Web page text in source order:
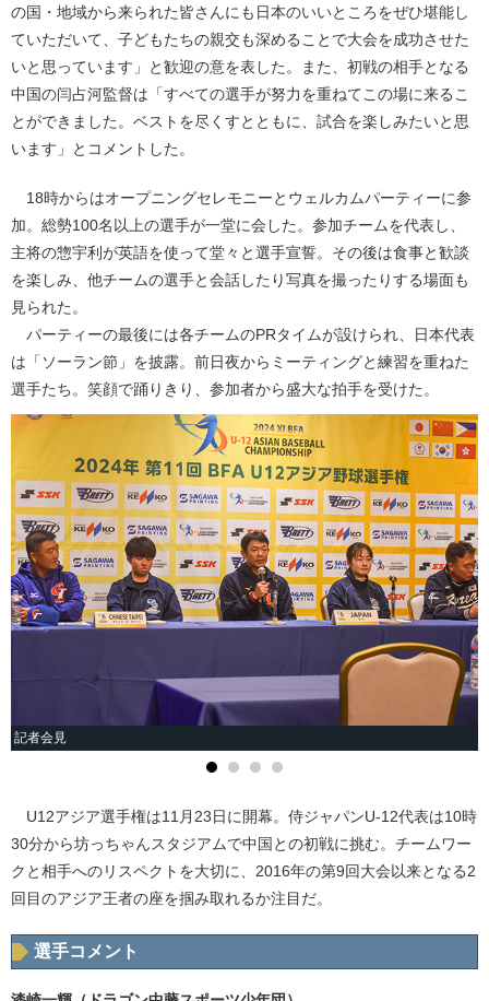
の国・地域から来られた皆さんにも日本のいいところをぜひ堪能し
ていただいて、子どもたちの親交も深めることで大会を成功させた
いと思っています」と歓迎の意を表した。また、初戦の相手となる
中国の闫占河監督は「すべての選手が努力を重ねてこの場に来るこ
とができました。ベストを尽くすとともに、試合を楽しみたいと思
います」とコメントした。
18時からはオープニングセレモニーとウェルカムパーティーに参
加。総勢100名以上の選手が一堂に会した。参加チームを代表し、
主将の惣宇利が英語を使って堂々と選手宣誓。その後は食事と歓談
を楽しみ、他チームの選手と会話したり写真を撮ったりする場面も
見られた。
パーティーの最後には各チームのPRタイムが設けられ、日本代表
は「ソーラン節」を披露。前日夜からミーティングと練習を重ねた
選手たち。笑顔で踊りきり、参加者から盛大な拍手を受けた。
記者会見
U12アジア選手権は11月23日に開幕。侍ジャパンU-12代表は10時
30分から坊っちゃんスタジアムで中国との初戦に挑む。チームワー
クと相手へのリスペクトを大切に、2016年の第9回大会以来となる2
回目のアジア王者の座を掴み取れるか注目だ。
選手コメント